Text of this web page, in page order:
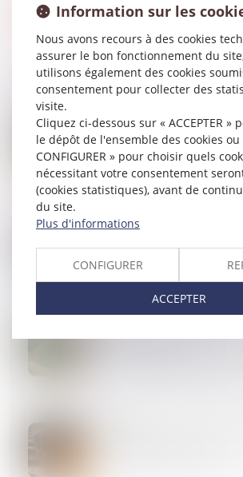
Projet de loi de simplification :
loyers pour les baux
17AVR.
16AVR.
Location interdite du bien
Information sur les
Nous avons recours à des cookies
assurer le bon fonctionnement du
utilisons également des cookies
consentement pour collecter des
visite.
Cliquez ci-dessous sur « ACCEPTER »
le dépôt de l'ensemble des cookies ou
CONFIGURER » pour choisir quels
nécessitant votre consentement
(cookies statistiques), avant de
du site.
Plus d'informations
CONFIGURER
ACCEPTER